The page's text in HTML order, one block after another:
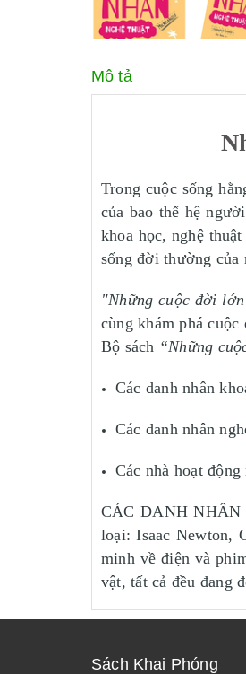
Mô tả
Trong cuộc sống
của bao thế hệ
khoa học, nghệ
sống đời thường của
"Những cuộc đời
cùng khám phá cuộc
Bộ sách “Những
Các danh nhân
Các danh nhân
Các nhà hoạt
CÁC DANH NHÂN
loại: Isaac Newton,
minh về điện và
vật, tất cả đều đang
Sách Khai Phóng